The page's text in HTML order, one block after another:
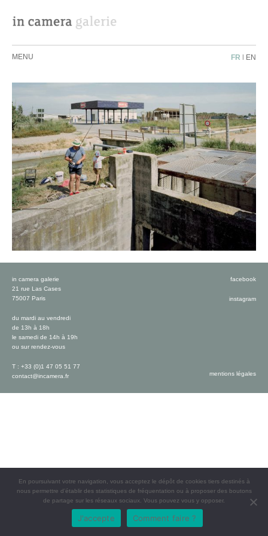
MENU FR | EN
in camera galerie
21 rue Las Cases
75007 Paris
du mardi au vendredi
de 13h à 18h
le samedi de 14h à 19h
ou sur rendez-vous
T : +33 (0)1 47 05 51 77
contact@incamera.fr
facebook
instagram
mentions légales
En poursuivant votre navigation, vous acceptez le dépôt de cookies tiers destinés à
nous permettre d’établir des statistiques de fréquentation ou à proposer des boutons
de partage sur les réseaux sociaux. Vous pouvez vous y opposer.
J'accepte Comment faire ?